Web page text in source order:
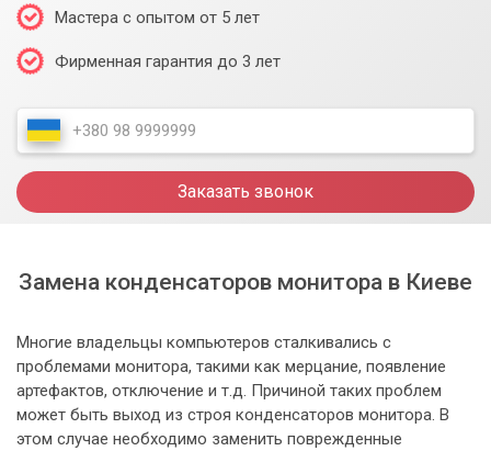
Мастера с опытом от 5 лет
Фирменная гарантия до 3 лет
Заказать звонок
Замена конденсаторов монитора в Киеве
Многие владельцы компьютеров сталкивались с
проблемами монитора, такими как мерцание, появление
артефактов, отключение и т.д. Причиной таких проблем
может быть выход из строя конденсаторов монитора. В
этом случае необходимо заменить поврежденные